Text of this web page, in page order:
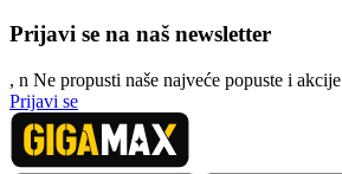
Prijavi se na naš newsletter
, n Ne propusti naše najveće popuste i
Prijavi se